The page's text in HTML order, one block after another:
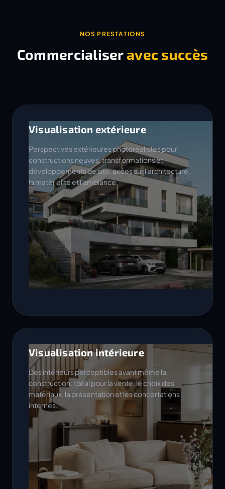
NOS PRESTATIONS
Commercialiser avec succès
Visualisation extérieure
Perspectives extérieures photoréalistes pour
constructions neuves, transformations et
développements de site, axées sur l'architecture,
la matérialité et l'ambiance.
Visualisation intérieure
Des intérieurs perceptibles avant même la
construction. Idéal pour la vente, le choix des
matériaux, la présentation et les concertations
internes.